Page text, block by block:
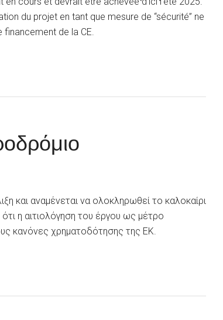
du projet en tant que mesure de “sécurité” ne
de la CE.
και αναμένεται να ολοκληρωθεί το καλοκαίρι
η αιτιολόγηση του έργου ως μέτρο
κανόνες χρηματοδότησης της ΕΚ.